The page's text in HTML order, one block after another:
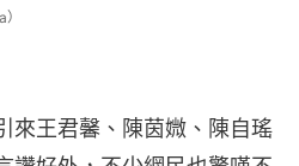
來王君馨、陳茵媺、陳自瑤